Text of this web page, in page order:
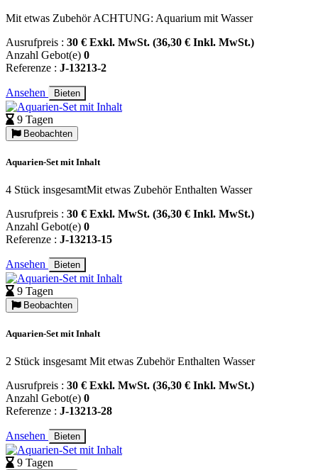
Mit etwas Zubehör ACHTUNG: Aquarium mit Wasser
Ausrufpreis : 30 € Exkl. MwSt. (36,30 € Inkl. MwSt.)
Anzahl Gebot(e) 0
Referenze : J-13213-2
Ansehen Bieten
9 Tagen
Beobachten
Aquarien-Set mit Inhalt
4 Stück insgesamtMit etwas Zubehör Enthalten Wasser
Ausrufpreis : 30 € Exkl. MwSt. (36,30 € Inkl. MwSt.)
Anzahl Gebot(e) 0
Referenze : J-13213-15
Ansehen Bieten
9 Tagen
Beobachten
Aquarien-Set mit Inhalt
2 Stück insgesamt Mit etwas Zubehör Enthalten Wasser
Ausrufpreis : 30 € Exkl. MwSt. (36,30 € Inkl. MwSt.)
Anzahl Gebot(e) 0
Referenze : J-13213-28
Ansehen Bieten
9 Tagen